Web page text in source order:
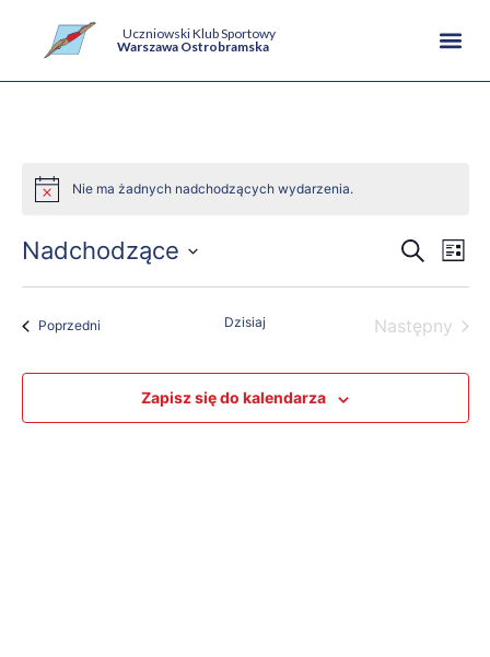
Uczniowski Klub Sportowy
Warszawa Ostrobramska
Nie ma żadnych nadchodzących wydarzenia.
i
Lista
Nadchodzące
datę.
PoprzedniWydarzenia Dzisiaj Następny
Zapisz się do kalendarza